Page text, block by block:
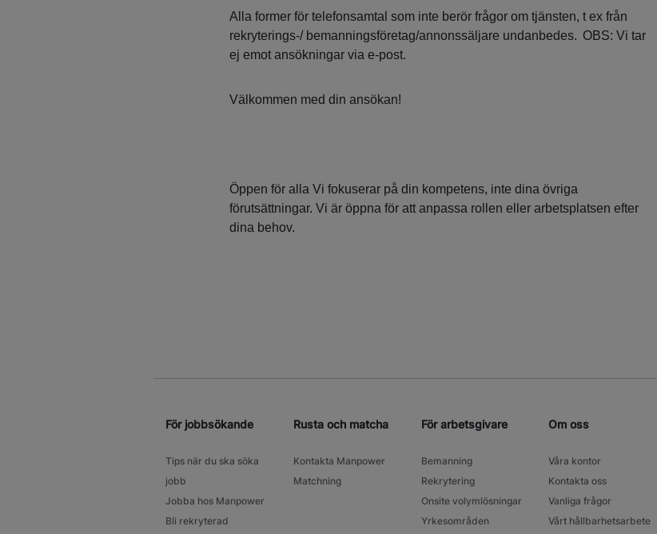
Alla former för telefonsamtal som inte berör frågor om tjänsten, t ex från
rekryterings-/ bemanningsföretag/annonssäljare undanbedes. OBS: Vi tar
ej emot ansökningar via e-post.
Välkommen med din ansökan!
Öppen för alla Vi fokuserar på din kompetens, inte dina övriga
förutsättningar. Vi är öppna för att anpassa rollen eller arbetsplatsen efter
dina behov.
För jobbsökande
Tips när du ska söka
jobb
Jobba hos Manpower
Bli rekryterad
Rusta och matcha
Kontakta Manpower
Matchning
För arbetsgivare
Bemanning
Rekrytering
Onsite volymlösningar
Yrkesområden
Om oss
Våra kontor
Kontakta oss
Vanliga frågor
Vårt hållbarhetsarbete